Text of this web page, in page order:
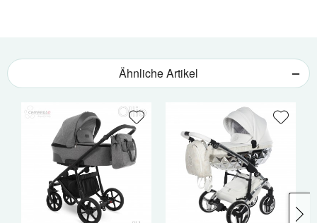
Ähnliche Artikel